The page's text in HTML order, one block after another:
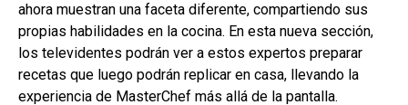
ahora muestran una faceta diferente, compartiendo sus
propias habilidades en la cocina. En esta nueva sección,
los televidentes podrán ver a estos expertos preparar
recetas que luego podrán replicar en casa, llevando la
experiencia de MasterChef más allá de la pantalla.